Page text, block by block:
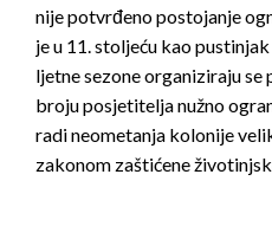
nije potvrđeno postojanje
je u 11. stoljeću kao
ljetne sezone organiziraju se
broju posjetitelja nužno
radi neometanja kolonije
zakonom zaštićene